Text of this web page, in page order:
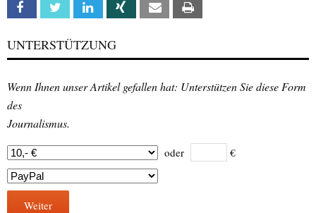
Facebook Twitter Linkedin Xing Email
UNTERSTÜTZUNG
Wenn Ihnen unser Artikel gefallen hat: Unterstützen Sie diese Form
des
Journalismus.
oder €
Weiter